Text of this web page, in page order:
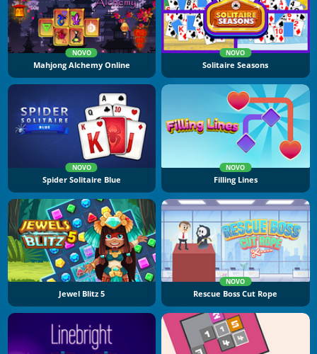
NOVO
Mahjong Alchemy Online
NOVO
Solitaire Seasons
NOVO
Spider Solitaire Blue
NOVO
Filling Lines
Jewel Blitz 5
NOVO
Rescue Boss Cut Rope